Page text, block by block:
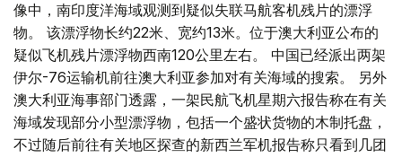
像中，南印度洋海域观测到疑似失联马航客机残片的漂浮
物。 该漂浮物长约22米、宽约13米。位于澳大利亚公布的
疑似飞机残片漂浮物西南120公里左右。 中国已经派出两架
伊尔-76运输机前往澳大利亚参加对有关海域的搜索。 另外
澳大利亚海事部门透露，一架民航飞机星期六报告称在有关
海域发现部分小型漂浮物，包括一个盛状货物的木制托盘，
不过随后前往有关地区探查的新西兰军机报告称只看到几团